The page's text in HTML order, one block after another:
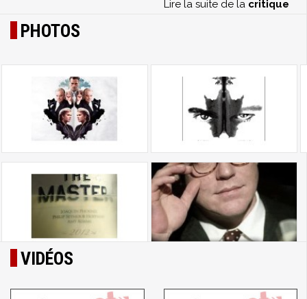
Lire la suite de la critique
PHOTOS
VIDÉOS